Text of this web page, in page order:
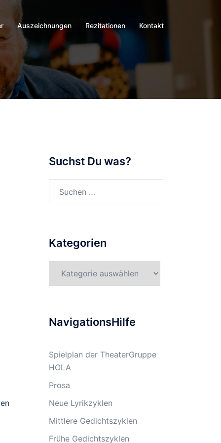
Auszeichnungen Rezitationen Kontakt
Suchst Du was?
Kategorien
NavigationsHilfe
Spielplan der TheaterGruppe
HOLA
Prosa
Neue Lyrikzyklen
Mittlere Gedichtszyklen
Frühe Gedichtszyklen